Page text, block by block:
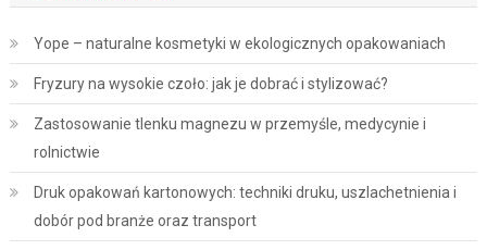
Yope – naturalne kosmetyki w ekologicznych opakowaniach
Fryzury na wysokie czoło: jak je dobrać i stylizować?
Zastosowanie tlenku magnezu w przemyśle, medycynie i
rolnictwie
Druk opakowań kartonowych: techniki druku, uszlachetnienia i
dobór pod branże oraz transport